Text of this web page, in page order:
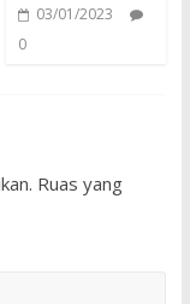
03/01/2023
0
Ruas yang